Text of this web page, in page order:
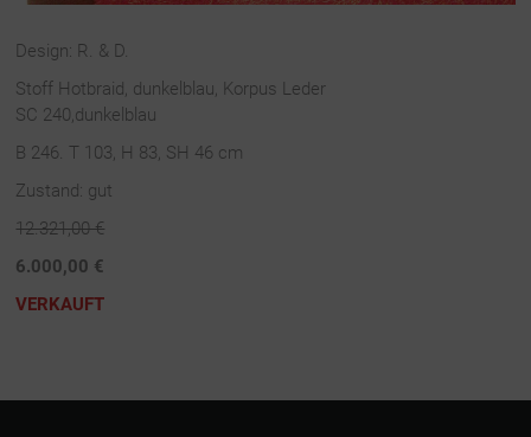
Design: R. & D.
Stoff Hotbraid, dunkelblau, Korpus Leder
SC 240,dunkelblau
B 246. T 103, H 83, SH 46 cm
Zustand: gut
12.321,00 €
6.000,00 €
VERKAUFT